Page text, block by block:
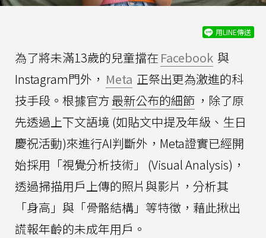
用LINE傳送
為了將未滿13歲的兒童擋在 Facebook 與
Instagram門外， Meta 正祭出更為激進的科
技手段。根據官方最新公布的細節 ，除了原
先透過上下文語境 (如貼文中提及年級、生日
慶祝活動)來進行AI判斷外，Meta證實已經開
始採用「視覺分析技術」 (Visual Analysis)，
透過掃描用戶上傳的照片與影片，分析其
「身高」與「骨骼結構」等特徵，藉此揪出
謊報年齡的未成年用戶。